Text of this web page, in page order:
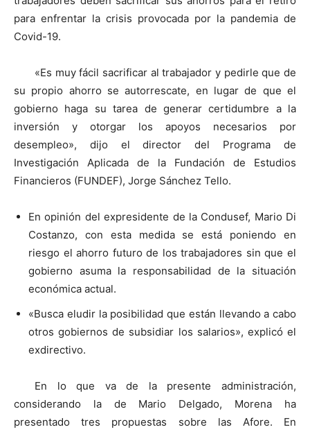
para enfrentar la crisis provocada por la pandemia de
Covid-19.
«Es muy fácil sacrificar al trabajador y pedirle que de
su propio ahorro se autorrescate, en lugar de que el
gobierno haga su tarea de generar certidumbre a la
inversión y otorgar los apoyos necesarios por
desempleo», dijo el director del Programa de
Investigación Aplicada de la Fundación de Estudios
Financieros (FUNDEF), Jorge Sánchez Tello.
En opinión del expresidente de la Condusef, Mario Di
Costanzo, con esta medida se está poniendo en
riesgo el ahorro futuro de los trabajadores sin que el
gobierno asuma la responsabilidad de la situación
económica actual.
«Busca eludir la posibilidad que están llevando a cabo
otros gobiernos de subsidiar los salarios», explicó el
exdirectivo.
En lo que va de la presente administración,
considerando la de Mario Delgado, Morena ha
presentado tres propuestas sobre las Afore. En